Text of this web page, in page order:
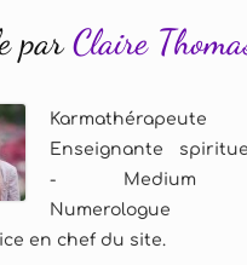
parClaire
Enseignante
- Medium
Numerologue
en chef du site.